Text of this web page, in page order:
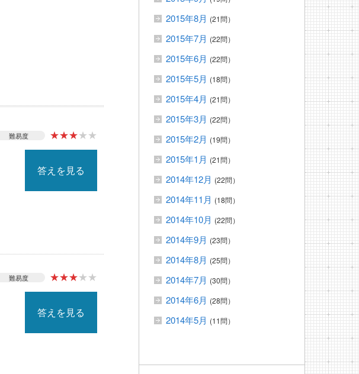
難易度 ★★★★★
答えを見る
難易度 ★★★★★
答えを見る
2015年8月 (21問）
2015年7月 (22問）
2015年6月 (22問）
2015年5月 (18問）
2015年4月 (21問）
2015年3月 (22問）
2015年2月 (19問）
2015年1月 (21問）
2014年12月 (22問）
2014年11月 (18問）
2014年10月 (22問）
2014年9月 (23問）
2014年8月 (25問）
2014年7月 (30問）
2014年6月 (28問）
2014年5月 (11問）